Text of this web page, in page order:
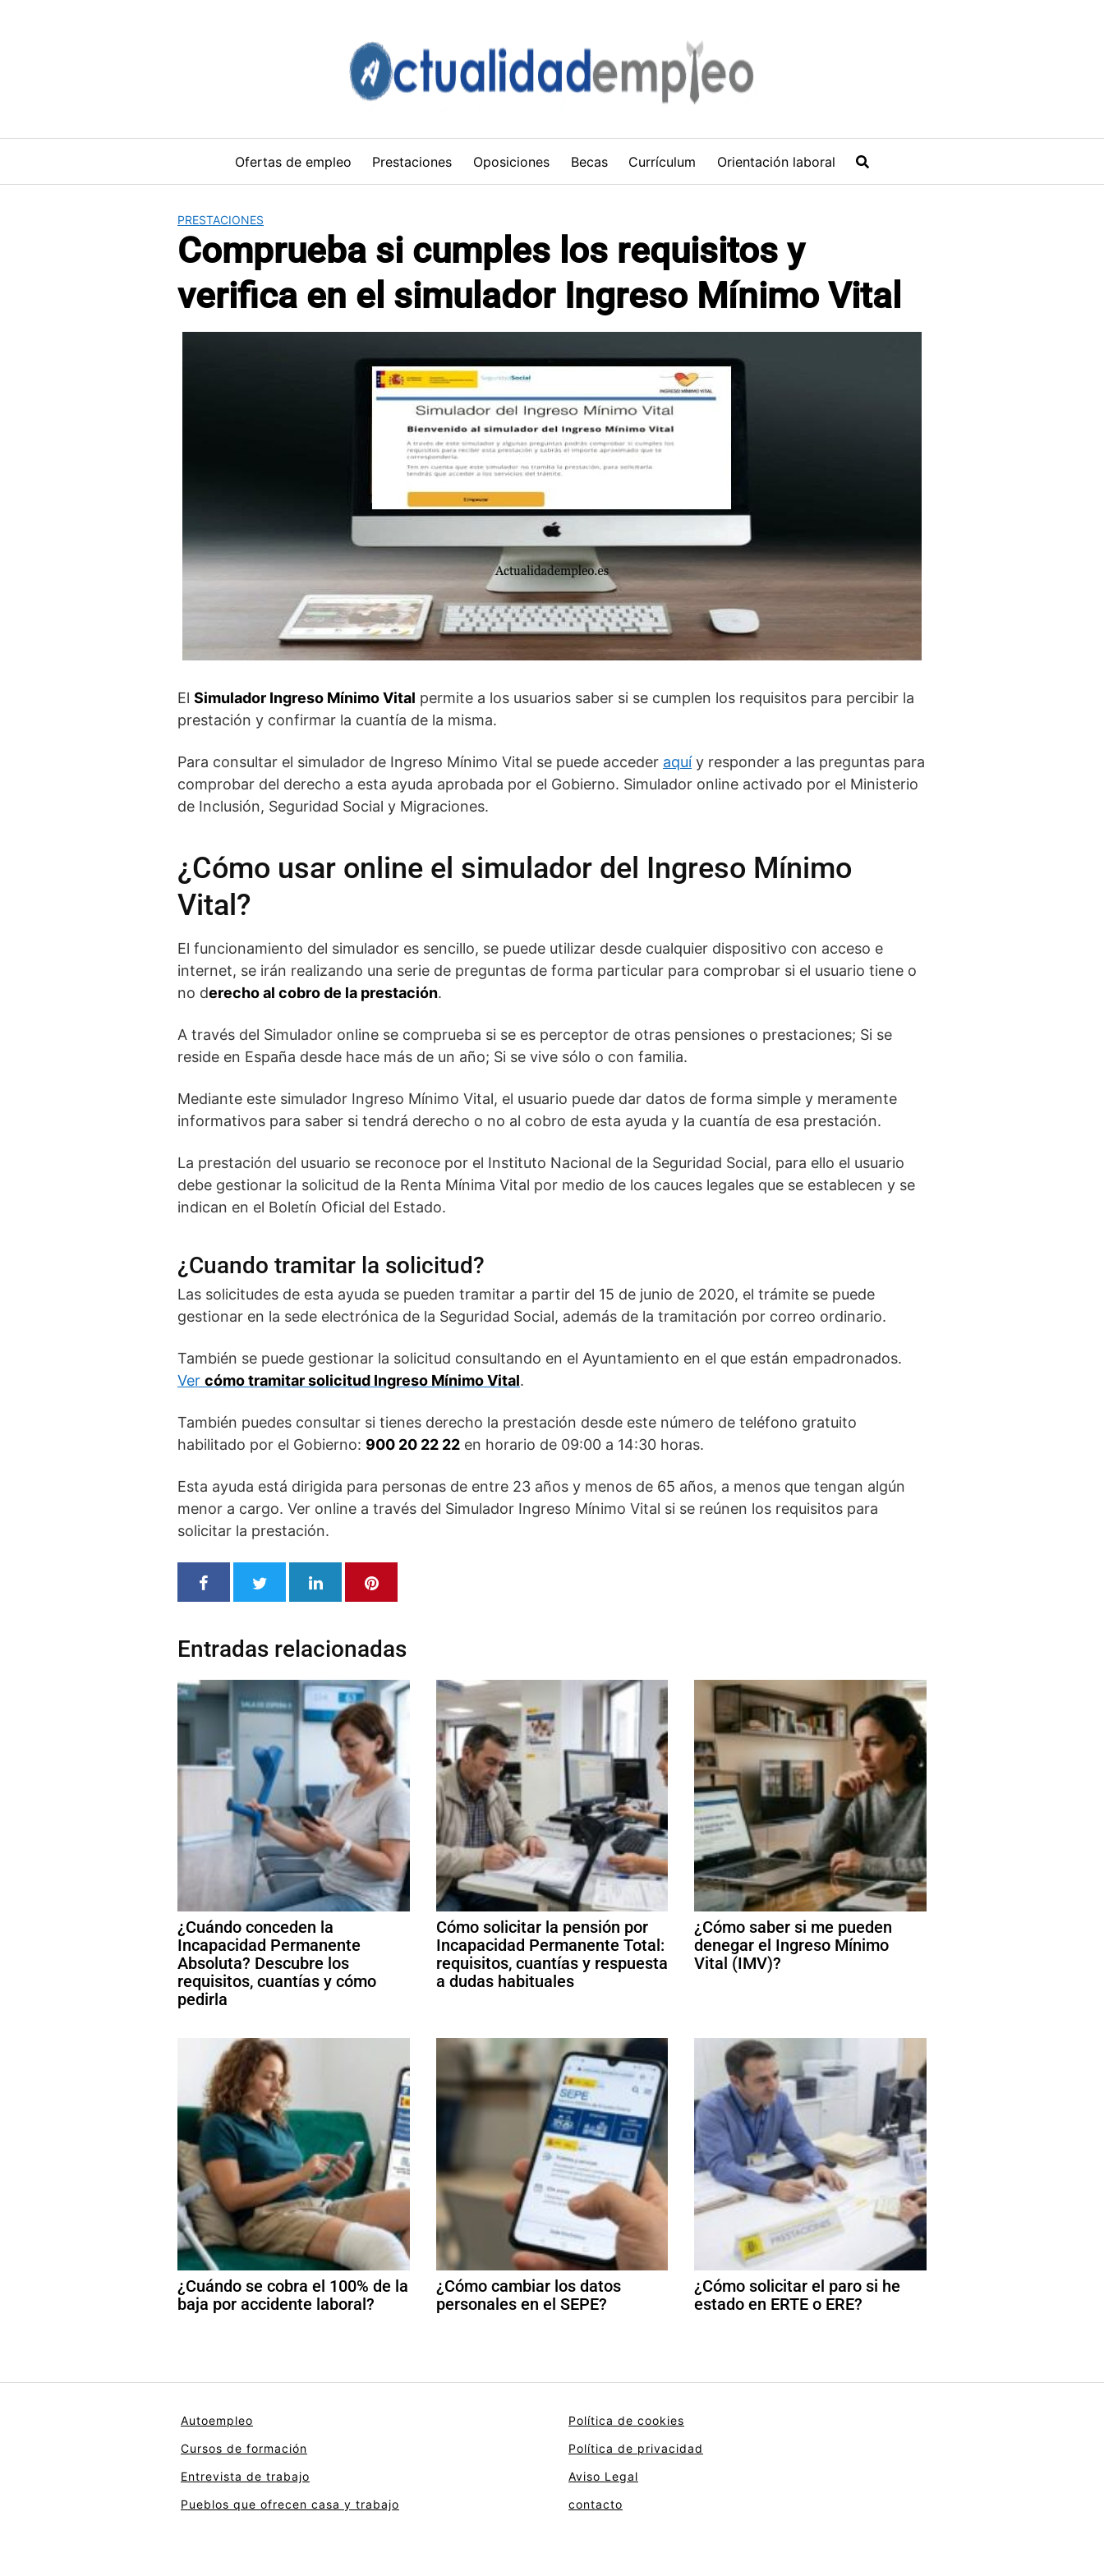
Ofertas de empleo Prestaciones Oposiciones Becas Currículum Orientación laboral
PRESTACIONES
Comprueba si cumples los requisitos y
verifica en el simulador Ingreso Mínimo Vital
El Simulador Ingreso Mínimo Vital permite a los usuarios saber si se cumplen los requisitos para percibir la
prestación y confirmar la cuantía de la misma.
Para consultar el simulador de Ingreso Mínimo Vital se puede acceder aquíy responder a las preguntas para
comprobar del derecho a esta ayuda aprobada por el Gobierno. Simulador online activado por el Ministerio
de Inclusión, Seguridad Social y Migraciones.
¿Cómo usar online el simulador del Ingreso Mínimo
Vital?
El funcionamiento del simulador es sencillo, se puede utilizar desde cualquier dispositivo con acceso e
internet, se irán realizando una serie de preguntas de forma particular para comprobar si el usuario tiene o
no derecho al cobro de la prestación.
A través del Simulador online se comprueba si se es perceptor de otras pensiones o prestaciones; Si se
reside en España desde hace más de un año; Si se vive sólo o con familia.
Mediante este simulador Ingreso Mínimo Vital, el usuario puede dar datos de forma simple y meramente
informativos para saber si tendrá derecho o no al cobro de esta ayuda y la cuantía de esa prestación.
La prestación del usuario se reconoce por el Instituto Nacional de la Seguridad Social, para ello el usuario
debe gestionar la solicitud de la Renta Mínima Vital por medio de los cauces legales que se establecen y se
indican en el Boletín Oficial del Estado.
¿Cuando tramitar la solicitud?
Las solicitudes de esta ayuda se pueden tramitar a partir del 15 de junio de 2020, el trámite se puede
gestionar en la sede electrónica de la Seguridad Social, además de la tramitación por correo ordinario.
También se puede gestionar la solicitud consultando en el Ayuntamiento en el que están empadronados.
Ver cómo tramitar solicitud Ingreso Mínimo Vital.
También puedes consultar si tienes derecho la prestación desde este número de teléfono gratuito
habilitado por el Gobierno: 900 20 22 22 en horario de 09:00 a 14:30 horas.
Esta ayuda está dirigida para personas de entre 23 años y menos de 65 años, a menos que tengan algún
menor a cargo. Ver online a través del Simulador Ingreso Mínimo Vital si se reúnen los requisitos para
solicitar la prestación.
Entradas relacionadas
¿Cuándo conceden la
Incapacidad Permanente
Absoluta? Descubre los
requisitos, cuantías y cómo
pedirla
Cómo solicitar la pensión por
Incapacidad Permanente Total:
requisitos, cuantías y respuesta
a dudas habituales
¿Cómo saber si me pueden
denegar el Ingreso Mínimo
Vital (IMV)?
¿Cuándo se cobra el 100% de la
baja por accidente laboral?
¿Cómo cambiar los datos
personales en el SEPE?
¿Cómo solicitar el paro si he
estado en ERTE o ERE?
Autoempleo
Cursos de formación
Entrevista de trabajo
Pueblos que ofrecen casa y trabajo
Política de cookies
Política de privacidad
Aviso Legal
contacto